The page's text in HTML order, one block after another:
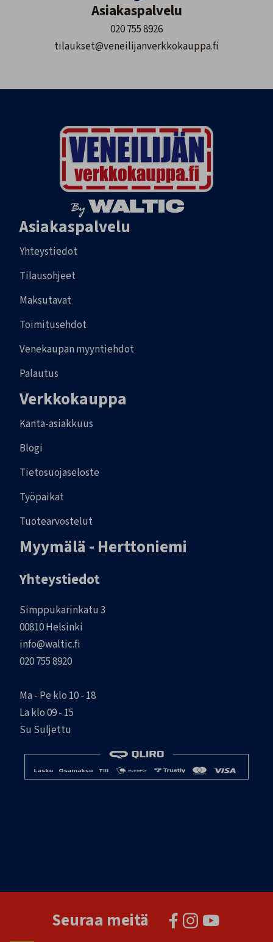
Asiakaspalvelu
020 755 8926
tilaukset@veneilijanverkkokauppa.fi
Asiakaspalvelu
Yhteystiedot
Tilausohjeet
Maksutavat
Toimitusehdot
Venekaupan myyntiehdot
Palautus
Verkkokauppa
Kanta-asiakkuus
Blogi
Tietosuojaseloste
Työpaikat
Tuotearvostelut
Myymälä - Herttoniemi
Yhteystiedot
Simppukarinkatu 3
00810 Helsinki
info@waltic.fi
020 755 8920
Ma - Pe klo 10 - 18
La klo 09 - 15
Su Suljettu
Seuraa meitä